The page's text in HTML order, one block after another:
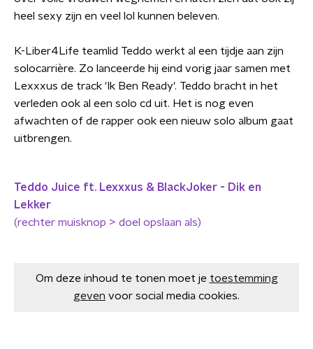
heel sexy zijn en veel lol kunnen beleven.
K-Liber4Life teamlid Teddo werkt al een tijdje aan zijn
solocarrière. Zo lanceerde hij eind vorig jaar samen met
Lexxxus de track 'Ik Ben Ready'. Teddo bracht in het
verleden ook al een solo cd uit. Het is nog even
afwachten of de rapper ook een nieuw solo album gaat
uitbrengen.
Teddo Juice ft. Lexxxus & BlackJoker - Dik en
Lekker
(rechter muisknop > doel opslaan als)
Om deze inhoud te tonen moet je toestemming
geven voor social media cookies.